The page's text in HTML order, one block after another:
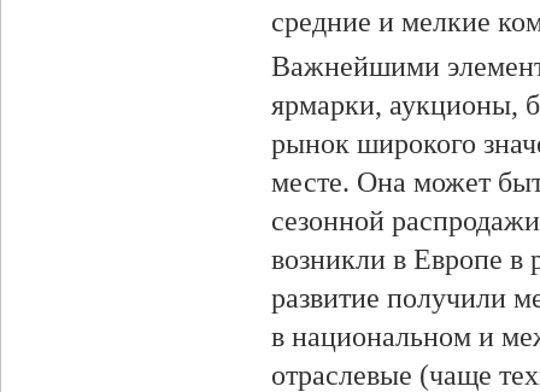
средние и мелкие
Важ­нейшими
ярмарки, аукционы,
рынок широкого
месте. Она может
сезонной
возникли в Европе в
развитие получили
в национальном и
отраслевые (чаще